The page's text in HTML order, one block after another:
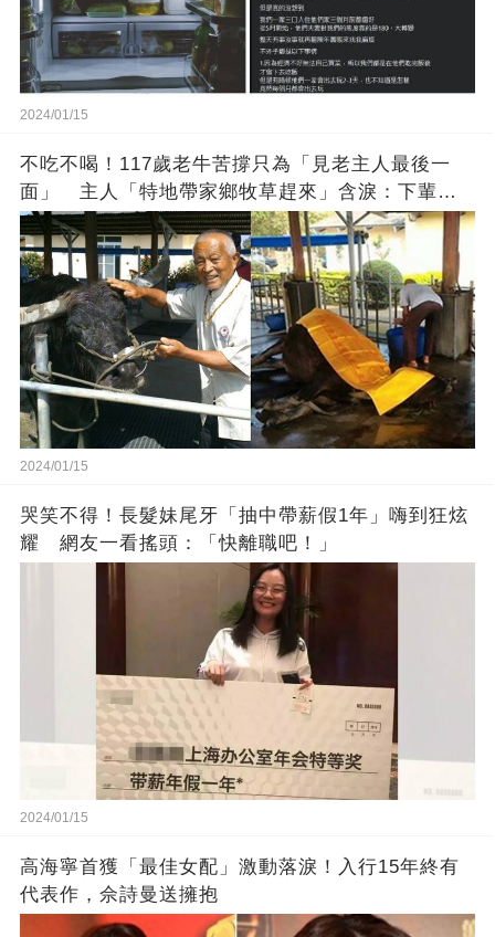
2024/01/15
不吃不喝！117歲老牛苦撐只為「見老主人最後一
面」 主人「特地帶家鄉牧草趕來」含淚：下輩子
找個好人家
2024/01/15
哭笑不得！長髮妹尾牙「抽中帶薪假1年」嗨到狂炫
耀 網友一看搖頭：「快離職吧！」
2024/01/15
高海寧首獲「最佳女配」激動落淚！入行15年終有
代表作，佘詩曼送擁抱